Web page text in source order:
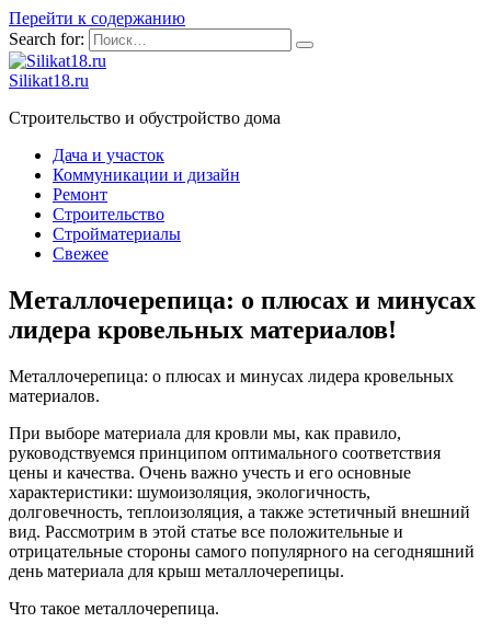
Перейти к содержанию
Search for:
Silikat18.ru
Строительство и обустройство дома
Дача и участок
Коммуникации и дизайн
Ремонт
Строительство
Стройматериалы
Свежее
Металлочерепица: о плюсах и минусах
лидера кровельных материалов!
Металлочерепица: о плюсах и минусах лидера кровельных
материалов.
При выборе материала для кровли мы, как правило,
руководствуемся принципом оптимального соответствия
цены и качества. Очень важно учесть и его основные
характеристики: шумоизоляция, экологичность,
долговечность, теплоизоляция, а также эстетичный внешний
вид. Рассмотрим в этой статье все положительные и
отрицательные стороны самого популярного на сегодняшний
день материала для крыш металлочерепицы.
Что такое металлочерепица.